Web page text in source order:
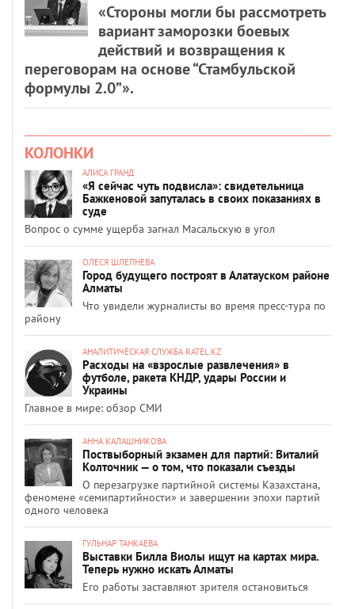
«Стороны могли бы рассмотреть
вариант заморозки боевых
действий и возвращения к
переговорам на основе “Стамбульской
формулы 2.0”».
КОЛОНКИ
АЛИСА ГРАНД
«Я сейчас чуть подвисла»: свидетельница
Бажкеновой запуталась в своих показаниях в
суде
Вопрос о сумме ущерба загнал Масальскую в угол
ОЛЕСЯ ШЛЕПНЕВА
Город будущего построят в Алатауском районе
Алматы
Что увидели журналисты во время пресс-тура по
району
АНАЛИТИЧЕСКАЯ СЛУЖБА RATEL.KZ
Расходы на «взрослые развлечения» в
футболе, ракета КНДР, удары России и
Украины
Главное в мире: обзор СМИ
АННА КАЛАШНИКОВА
Поствыборный экзамен для партий: Виталий
Колточник — о том, что показали съезды
О перезагрузке партийной системы Казахстана,
феномене «семипартийности» и завершении эпохи партий
одного человека
ГУЛЬНАР ТАНКАЕВА
Выставки Билла Виолы ищут на картах мира.
Теперь нужно искать Алматы
Его работы заставляют зрителя остановиться